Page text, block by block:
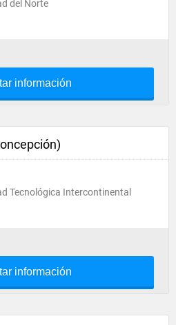
del Norte
información
Tecnológica Intercontinental
información